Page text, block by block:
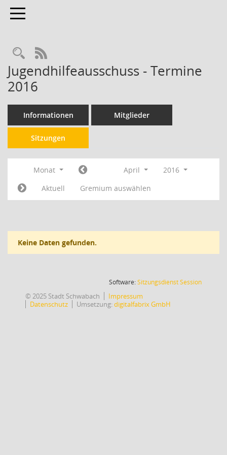
Toggle navigation
RSS-Feed
Jugendhilfeausschuss - Termine
2016
Informationen Mitglieder
Sitzungen
Monat April
2016
Aktuell
Gremium auswählen
Keine Daten gefunden.
Software:SitzungsdienstSession(Wird in
© 2025 Stadt Schwabach
Impressum
Datenschutz
Umsetzung:digitalfabrix GmbH